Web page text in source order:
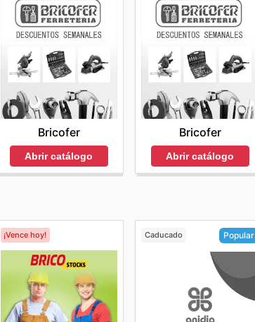
Bricofer
Abrir catálogo
Bricofer
Abrir catálogo
¡Vence hoy! Caducado Popular